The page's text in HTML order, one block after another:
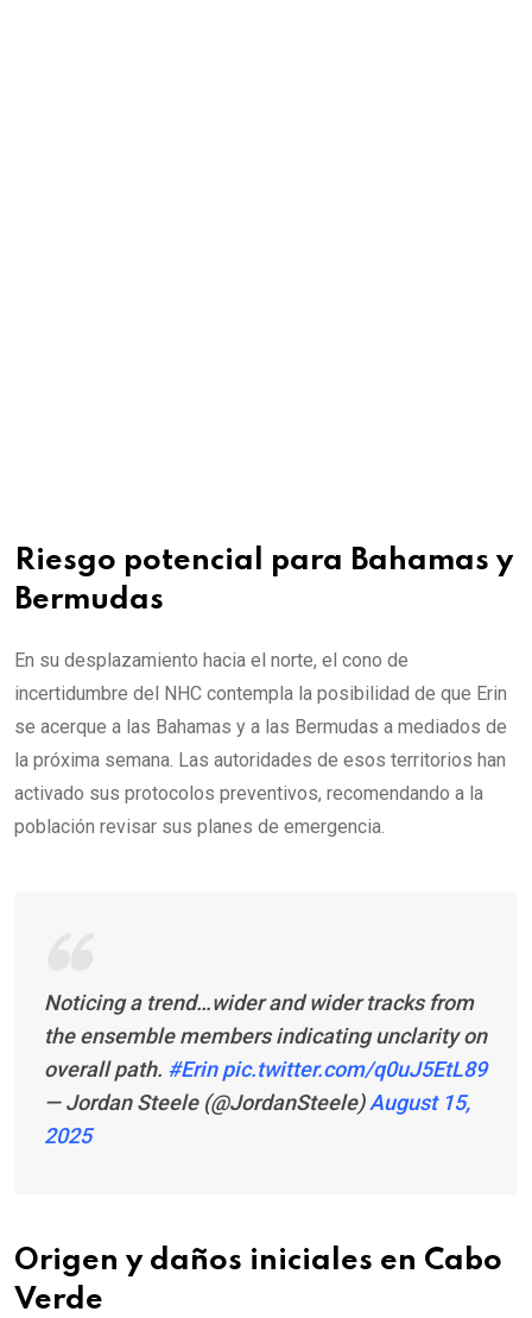
Riesgo potencial para Bahamas y
Bermudas
En su desplazamiento hacia el norte, el cono de
incertidumbre del NHC contempla la posibilidad de que Erin
se acerque a las Bahamas y a las Bermudas a mediados de
la próxima semana. Las autoridades de esos territorios han
activado sus protocolos preventivos, recomendando a la
población revisar sus planes de emergencia.
Noticing a trend…wider and wider tracks from
the ensemble members indicating unclarity on
overall path. #Erin pic.twitter.com/q0uJ5EtL89
— Jordan Steele (@JordanSteele)August 15,
2025
Origen y daños iniciales en Cabo
Verde